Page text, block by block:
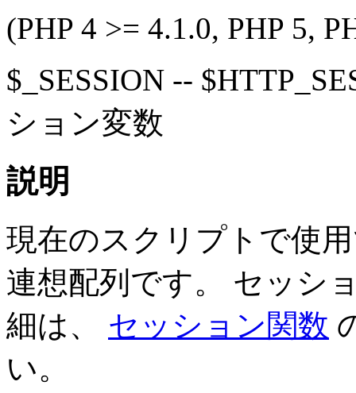
(PHP 4 >= 4.1.0, PHP 5,
$_SESSION --
ション変数
説明
現在のスクリプトで使
連想配列です。 セッシ
細は、 セッション関数
い。